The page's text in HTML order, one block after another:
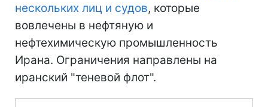
нескольких лиц и судов, которые
вовлечены в нефтяную и
нефтехимическую промышленность
Ирана. Ограничения направлены на
иранский "теневой флот".